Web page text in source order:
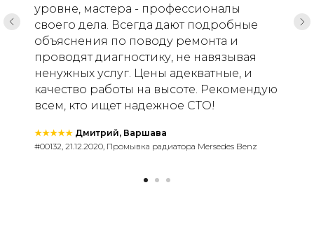
уровне, мастера - профессионалы
своего дела. Всегда дают подробные
объяснения по поводу ремонта и
проводят диагностику, не навязывая
ненужных услуг. Цены адекватные, и
качество работы на высоте. Рекомендую
всем, кто ищет надежное СТО!
★★★★★ Дмитрий, Варшава
#00132, 21.12.2020, Промывка радиатора Mersedes Benz